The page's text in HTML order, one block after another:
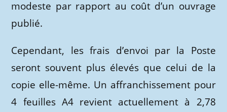
modeste par rapport au coût d’un ouvrage
publié.
Cependant, les frais d’envoi par la Poste
seront souvent plus élevés que celui de la
copie elle-même. Un affranchissement pour
4 feuilles A4 revient actuellement à 2,78